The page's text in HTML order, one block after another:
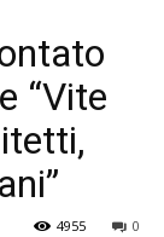
“Vite
0
4955